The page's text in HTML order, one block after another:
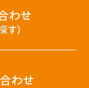
わせ
す）
わせ